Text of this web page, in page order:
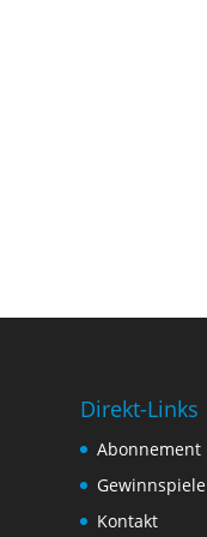
Direkt-Links
Abonnement
Gewinnspiele
Kontakt